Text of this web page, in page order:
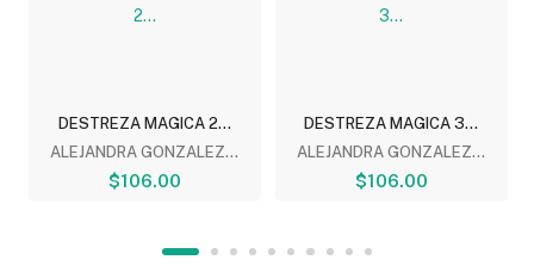
DESTREZA MAGICA 2...
ALEJANDRA GONZALEZ...
$106.00
DESTREZA MAGICA 3...
ALEJANDRA GONZALEZ...
$106.00